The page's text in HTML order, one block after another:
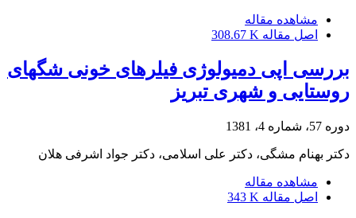
مشاهده مقاله
اصل مقاله 308.67 K
بررسی اپی دمیولوژی فیلرهای خونی شگهای
روستایی و شهری تبریز
دوره 57، شماره 4، 1381
دکتر بهنام مشگی، دکتر علی اسلامی، دکتر جواد اشرفی هلان
مشاهده مقاله
اصل مقاله 343 K